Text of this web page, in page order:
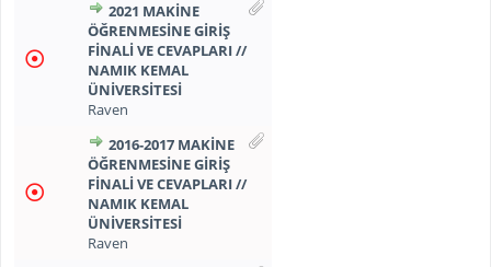
2021 MAKİNE
ÖĞRENMESINE GİRİŞ
FİNALİ VE CEVAPLARI //
NAMIK KEMAL
ÜNİVERSİTESİ
Raven
2016-2017 MAKİNE
ÖĞRENMESINE GİRİŞ
FİNALİ VE CEVAPLARI //
NAMIK KEMAL
ÜNİVERSİTESİ
Raven